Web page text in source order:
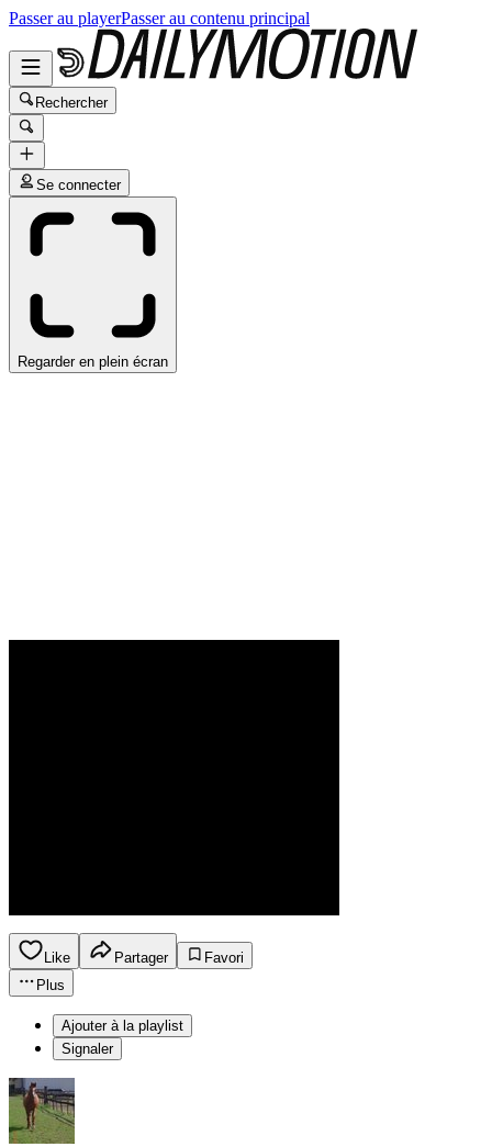
Passer au playerPasser au contenu principal
Rechercher
Se connecter
Regarder en plein écran
Like Partager
Favori
Plus
Ajouter à la playlist
Signaler